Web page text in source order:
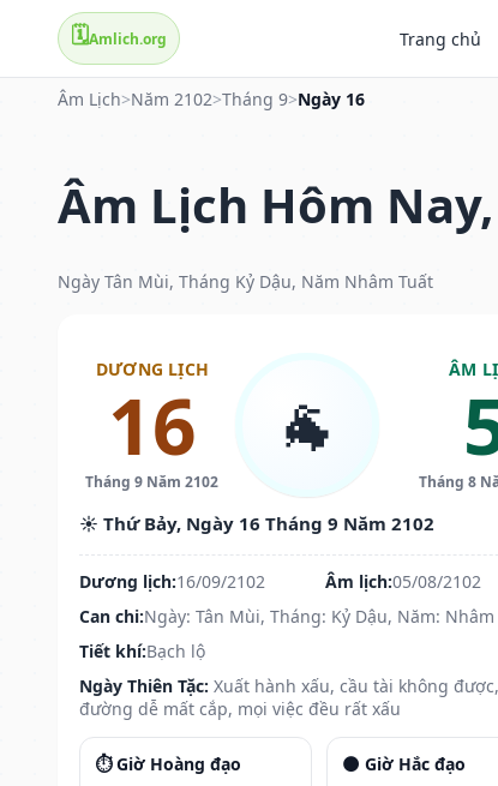
🗓️Amlich.org Trang chủ
Âm Lịch>Năm 2102>Tháng 9>Ngày 16
Âm Lịch Hôm
Ngày Tân Mùi, Tháng Kỷ Dậu, Năm Nhâm Tuất
DƯƠNG LỊCH
16
Tháng 9 Năm 2102
🐐
ÂM
Tháng 8
☀️ Thứ Bảy, Ngày 16 Tháng 9 Năm 2102
Dương lịch:16/09/2102 Âm lịch:05/08/2102
Can chi:Ngày: Tân Mùi, Tháng: Kỷ Dậu, Năm: Nhâm
Tiết khí:Bạch lộ
Ngày Thiên Tặc: Xuất hành xấu, cầu tài không
đường dễ mất cắp, mọi việc đều rất xấu
⏱️ Giờ Hoàng đạo 🌑 Giờ Hắc đạo